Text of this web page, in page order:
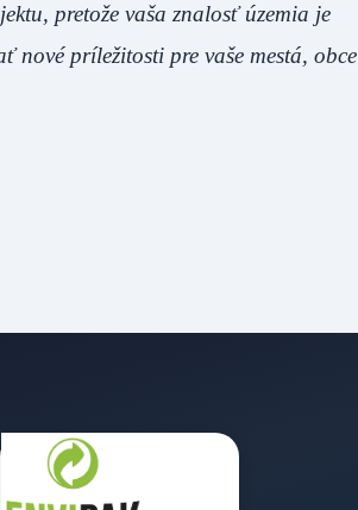
pretože vaša znalosť územia je
nové príležitosti pre vaše mestá, obce